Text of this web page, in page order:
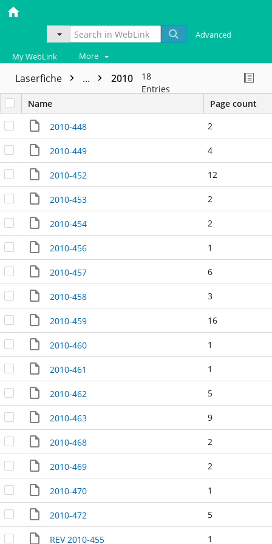
Advanced
My WebLink More
Laserfiche ... 2010
18
Entries
Name
Page count
2010-448
2
2010-449 4
2010-452 12
2010-453 2
2010-454 2
2010-456 1
2010-457 6
2010-458 3
2010-459 16
2010-460 1
2010-461 1
2010-462 5
2010-463 9
2010-468 2
2010-469 2
2010-470 1
2010-472 5
REV 2010-455 1